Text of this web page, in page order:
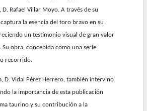
Rafael Villar Moyo. A través de su
la esencia del toro bravo en su
un testimonio visual de gran valor
obra, concebida como una serie
recorrido.
D. Vidal Pérez Herrero, también intervino
la importancia de esta publicación
taurino y su contribución a la